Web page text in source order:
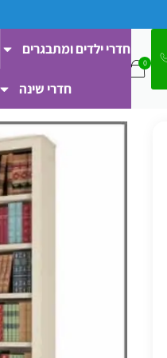
חדרי ילדים ומתבגרים
חדרי שינה